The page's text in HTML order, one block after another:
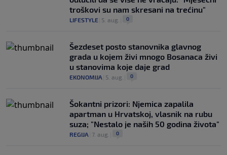
troškovi su nam skresani na trećinu"
LIFESTYLE 5. aug. 0
Šezdeset posto stanovnika glavnog
grada u kojem živi mnogo Bosanaca živi
u stanovima koje daje grad
EKONOMIJA 5. aug. 0
Šokantni prizori: Njemica zapalila
apartman u Hrvatskoj, vlasnik na rubu
suza; "Nestalo je naših 50 godina života"
REGIJA 7. aug. 0